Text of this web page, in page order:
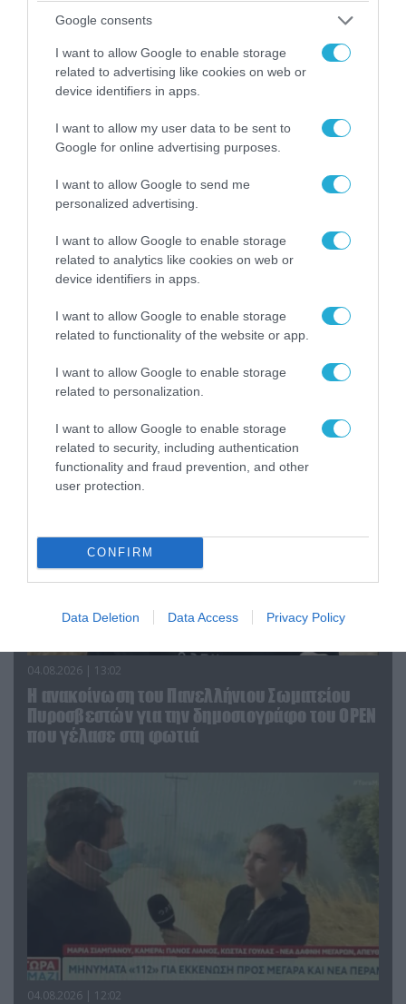
Google consents
I want to allow Google to enable storage
related to advertising like cookies on web or
device identifiers in apps.
I want to allow my user data to be sent to
Google for online advertising purposes.
I want to allow Google to send me
personalized advertising.
I want to allow Google to enable storage
related to analytics like cookies on web or
device identifiers in apps.
I want to allow Google to enable storage
related to functionality of the website or app.
I want to allow Google to enable storage
related to personalization.
I want to allow Google to enable storage
related to security, including authentication
functionality and fraud prevention, and other
user protection.
CONFIRM
Data Deletion Data Access Privacy Policy
«Οι εντελώς αθώοι»: Η ανάρτηση του Αρκά για
τα ζώα που χάθηκαν στις πυρκαγιές της
04.08.2026 | 15:02
Αυτή την ώρα το τελευταίο «αντίο» στον πρώην
04.08.2026 | 13:02
Η ανακοίνωση του Πανελλήνιου Σωματείου
Πυροσβεστών για την δημοσιογράφο του OPEN
που γέλασε στη φωτιά
04.08.2026 | 12:02